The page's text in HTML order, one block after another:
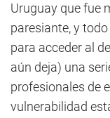
Uruguay que fue
paresiante, y
para acceder al
aún deja) una
profesionales de
vulnerabilidad